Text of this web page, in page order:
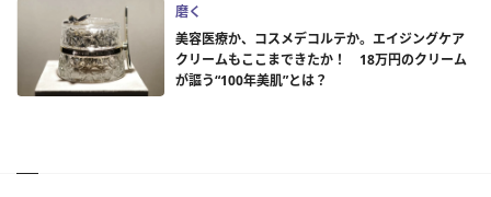
磨く
美容医療か、コスメデコルテか。エイジングケア
クリームもここまできたか！ 18万円のクリーム
が謳う“100年美肌”とは？